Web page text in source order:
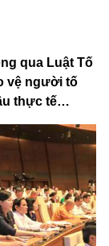
qua Luật Tố
vệ người tố
thực tế…